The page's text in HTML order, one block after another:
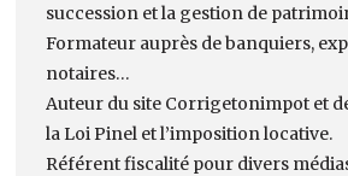
succession et la gestion de
Formateur auprès de banquiers,
notaires…
Auteur du site Corrigetonimpot et
la Loi Pinel et l’imposition locative.
Référent fiscalité pour divers